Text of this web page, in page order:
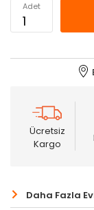
Adet
Ücretsiz
Kargo
Daha Fazla